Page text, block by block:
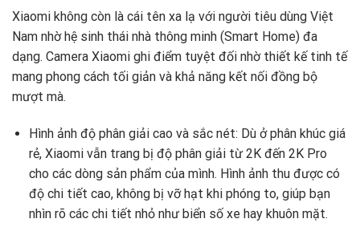
Xiaomi không còn là cái tên xa lạ với người tiêu dùng Việt
Nam nhờ hệ sinh thái nhà thông minh (Smart Home) đa
dạng. Camera Xiaomi ghi điểm tuyệt đối nhờ thiết kế tinh tế
mang phong cách tối giản và khả năng kết nối đồng bộ
mượt mà.
Hình ảnh độ phân giải cao và sắc nét: Dù ở phân khúc giá
rẻ, Xiaomi vẫn trang bị độ phân giải từ 2K đến 2K Pro
cho các dòng sản phẩm của mình. Hình ảnh thu được có
độ chi tiết cao, không bị vỡ hạt khi phóng to, giúp bạn
nhìn rõ các chi tiết nhỏ như biển số xe hay khuôn mặt.